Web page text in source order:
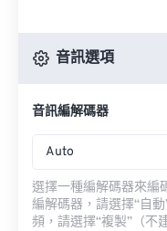
音訊選項
音訊編解碼器
Auto
選擇一種編解碼器來編
編解碼器，請選擇“自
頻，請選擇“複製”（不